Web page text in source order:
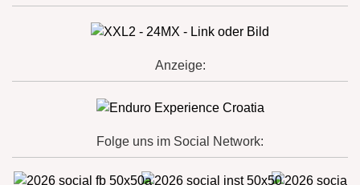
Anzeige:
Folge uns im Social Network: